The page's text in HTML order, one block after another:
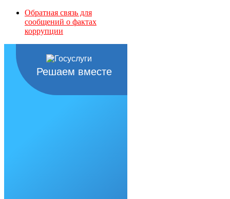
Обратная связь для
сообщений о фактах
коррупции
Решаем вместе